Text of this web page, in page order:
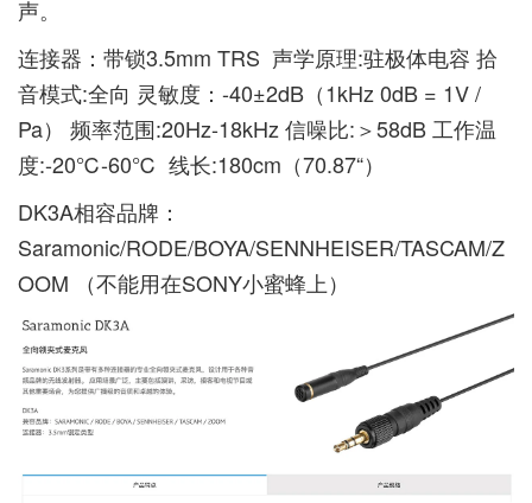
声。
连接器：带锁3.5mm TRS 声学原理:驻极体电容 拾
音模式:全向 灵敏度：-40±2dB（1kHz 0dB = 1V /
Pa） 频率范围:20Hz-18kHz 信噪比:＞58dB 工作温
度:-20℃-60℃ 线长:180cm（70.87“）
DK3A相容品牌：
Saramonic/RODE/BOYA/SENNHEISER/TASCAM/Z
OOM （不能用在SONY小蜜蜂上）